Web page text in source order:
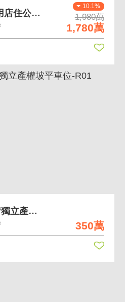
10.1%
1,980萬
1,780萬
信義區-吳興街商業用店住公車總站旁
350萬
台北市松山區慶城街獨立產權坡平車位-R01